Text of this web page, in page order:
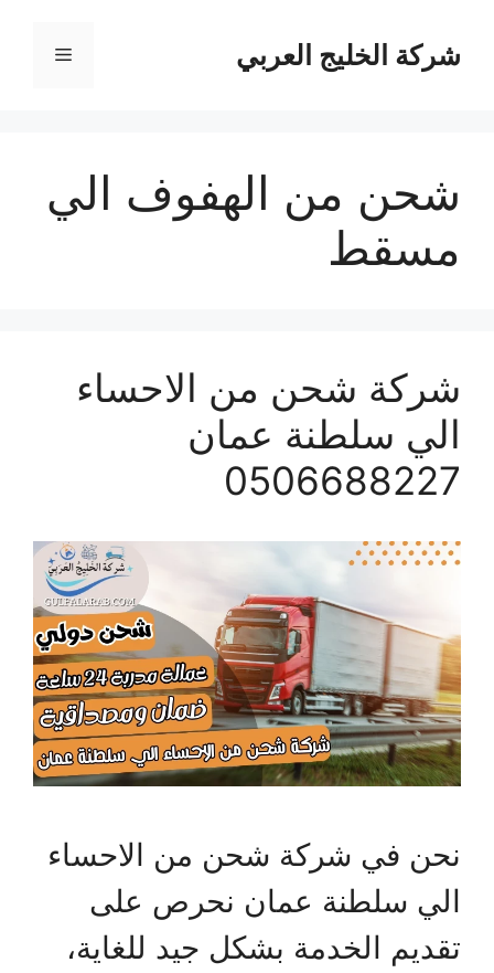
المحتوىشركة الخليج العربي القائمة
شحن من الهفوف الي
مسقط
شركة شحن من الاحساء
الي سلطنة عمان
0506688227
نحن في شركة شحن من الاحساء
الي سلطنة عمان نحرص على
تقديم الخدمة بشكل جيد للغاية،